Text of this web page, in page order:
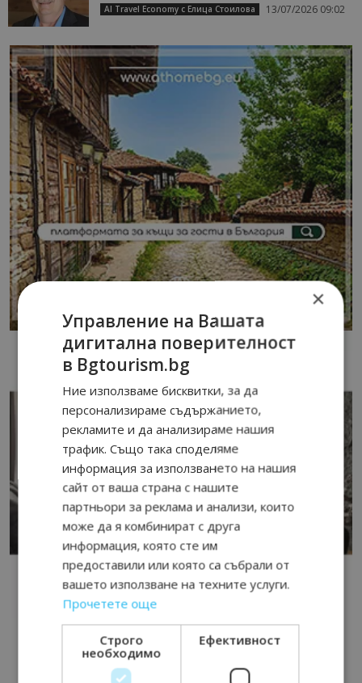
AI Travel Economy с Елица Стоилова 13/07/2026 09:02
×
Управление на Вашата
дигитална поверителност
в Bgtourism.bg
Ние използваме бисквитки, за да
персонализираме съдържанието,
рекламите и да анализираме нашия
трафик. Също така споделяме
информация за използването на нашия
сайт от ваша страна с нашите
партньори за реклама и анализи, които
може да я комбинират с друга
информация, която сте им
предоставили или която са събрали от
вашето използване на техните услуги.
Прочетете още
Строго
необходимо
Ефективност